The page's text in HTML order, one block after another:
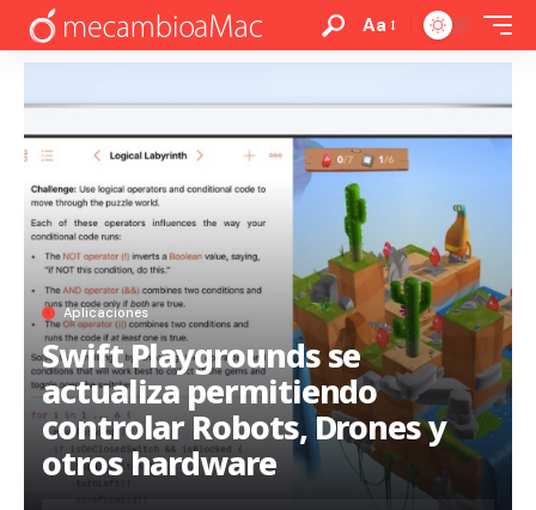
Aa
Aplicaciones
Swift Playgrounds se
actualiza permitiendo
controlar Robots, Drones y
otros hardware